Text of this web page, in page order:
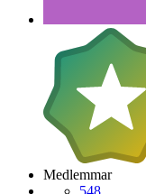
Medlemmar
548